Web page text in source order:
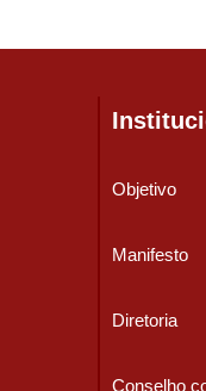
Objetivo
Manifesto
Diretoria
Conselho